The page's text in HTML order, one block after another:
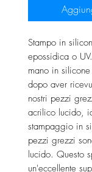
Stampo in
epossidica o
mano in
dopo aver
nostri pezzi
acrilico lucido,
stampaggio in
pezzi grezzi
lucido. Questo
un'eccellente